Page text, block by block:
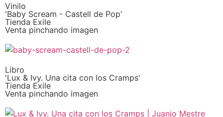
Vinilo
'Baby Scream - Castell de Pop'
Tienda Exile
Venta pinchando imagen
Libro
'Lux & Ivy. Una cita con los Cramps'
Tienda Exile
Venta pinchando imagen